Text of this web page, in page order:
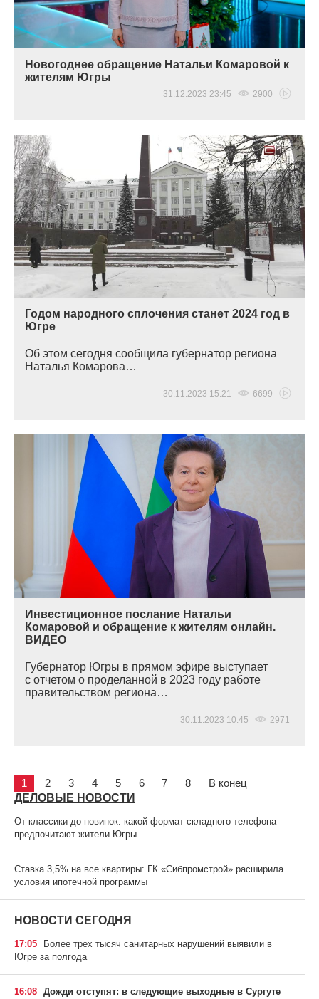
Новогоднее обращение Натальи Комаровой к
жителям Югры
31.12.2023 23:45 2900
Годом народного сплочения станет 2024 год в
Югре
Об этом сегодня сообщила губернатор региона
Наталья Комарова…
30.11.2023 15:21 6699
Инвестиционное послание Натальи
Комаровой и обращение к жителям онлайн.
ВИДЕО
Губернатор Югры в прямом эфире выступает
с отчетом о проделанной в 2023 году работе
правительством региона…
30.11.2023 10:45 2971
1 2 3 4 5 6 7 8 В конец
ДЕЛОВЫЕ НОВОСТИ
От классики до новинок: какой формат складного телефона
предпочитают жители Югры
Ставка 3,5% на все квартиры: ГК «Сибпромстрой» расширила
условия ипотечной программы
НОВОСТИ СЕГОДНЯ
17:05
Более трех тысяч санитарных нарушений выявили в
Югре за полгода
16:08 Дожди отступят: в следующие выходные в Сургуте